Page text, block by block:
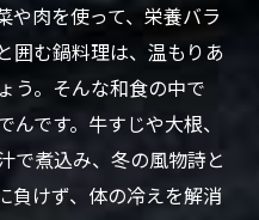
や肉を使って、栄養バラ
囲む鍋料理は、温もりあ
う。そんな和食の中で
です。牛すじや大根、
で煮込み、冬の風物詩と
負けず、体の冷えを解消